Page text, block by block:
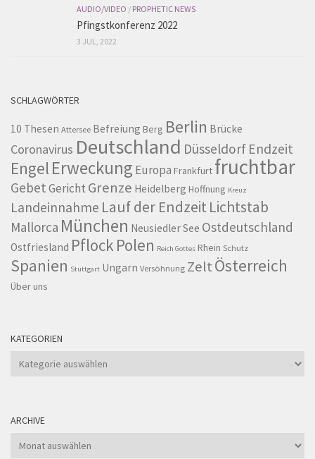
AUDIO/VIDEO / PROPHETIC NEWS
Pfingstkonferenz 2022
3 JUL, 2022
SCHLAGWÖRTER
10 Thesen Attersee Befreiung Berg Berlin Brücke
Coronavirus Deutschland Düsseldorf Endzeit
Engel Erweckung Europa Frankfurt fruchtbar
GebetGericht Grenze Heidelberg Hoffnung Kreuz
Landeinnahme Lauf der Endzeit Lichtstab
Mallorca München Neusiedler See Ostdeutschland
Ostfriesland Pflock Polen Reich Gottes Rhein Schutz
Spanien Stuttgart Ungarn Versöhnung ZeltÖsterreich
Über uns
KATEGORIEN
Kategorien
ARCHIVE
Archive